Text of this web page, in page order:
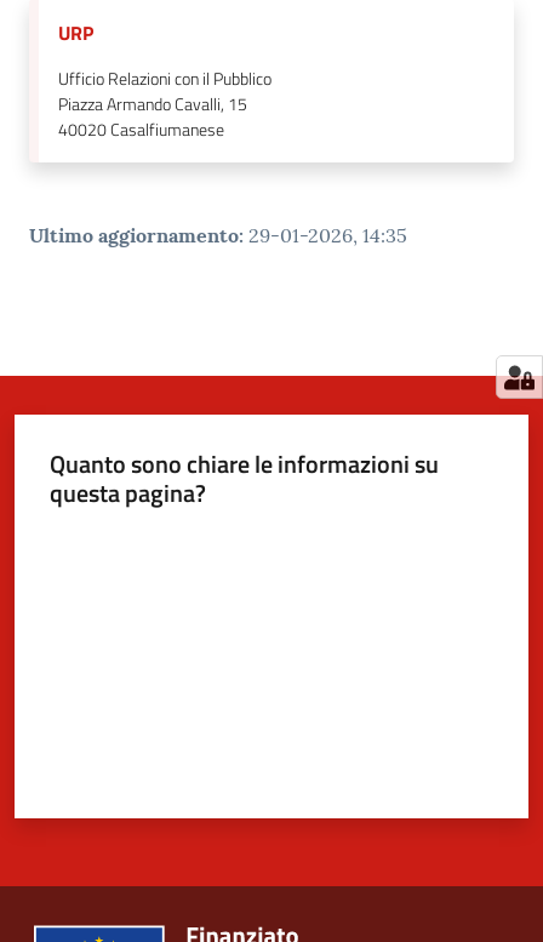
URP
Ufficio Relazioni con il Pubblico
Piazza Armando Cavalli, 15
40020Casalfiumanese
Ultimo aggiornamento: 29-01-2026, 14:35
Quanto sono chiare le informazioni su
questa pagina?